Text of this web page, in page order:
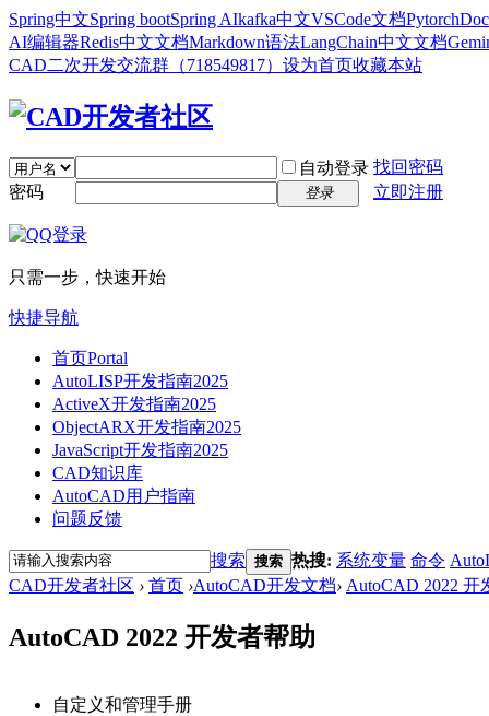
Spring中文Spring bootSpring AIkafka中文VSCode文档Pytorch
AI编辑器Redis中文文档Markdown语法LangChain中文文档
CAD二次开发交流群（718549817） 设为首页收藏本站
自动登录 找回密码
密码
登录 立即注册
只需一步，快速开始
快捷导航
首页Portal
AutoLISP开发指南2025
ActiveX开发指南2025
ObjectARX开发指南2025
JavaScript开发指南2025
CAD知识库
AutoCAD用户指南
问题反馈
搜索 搜索 热搜: 系统变量 命令
CAD开发者社区 › 首页 ›AutoCAD开发文档› AutoCAD 2022 开
AutoCAD 2022 开发者帮助
自定义和管理手册